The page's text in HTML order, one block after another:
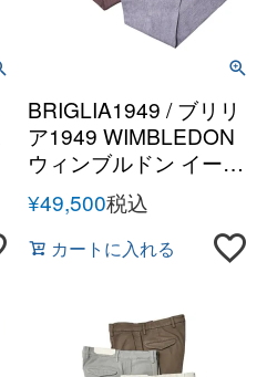
BRIGLIA1949 / ブリリ
ア1949 WIMBLEDON
ウィンブルドン イージ
ーケアリネン1プリー
ツテーパードシャーリ
ングパンツ
¥49,500税込
カートに入れる